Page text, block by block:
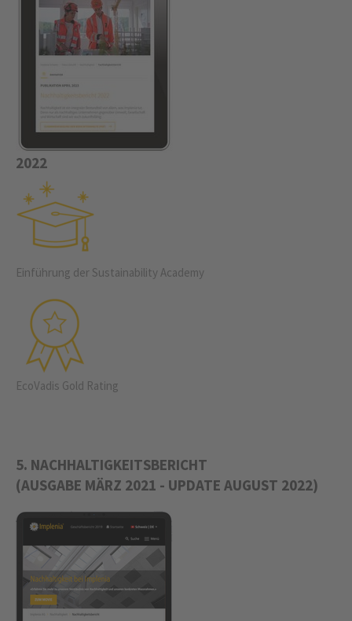
2022
Einführung der Sustainability Academy
EcoVadis Gold Rating
5. NACHHALTIGKEITSBERICHT
­(AUSGABE MÄRZ 2021 - UPDATE AUGUST 2022)